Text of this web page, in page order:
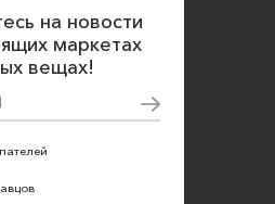
маркетена новости
маркетах
вещах!